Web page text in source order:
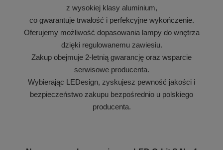
z wysokiej klasy aluminium,
co gwarantuje trwałość i perfekcyjne wykończenie.
Oferujemy możliwość dopasowania lampy do wnętrza
dzięki regulowanemu zawiesiu.
Zakup obejmuje 2-letnią gwarancję oraz wsparcie
serwisowe producenta.
Wybierając LEDesign, zyskujesz pewność jakości i
bezpieczeństwo zakupu bezpośrednio u polskiego
producenta.